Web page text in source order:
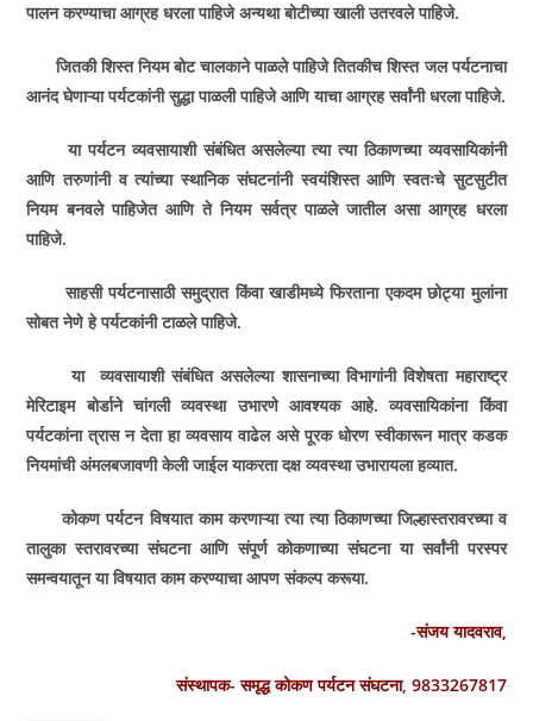
पालन करण्याचा आग्रह धरला पाहिजे अन्यथा बोटीच्या खाली उतरवले पाहिजे.
जितकी शिस्त नियम बोट चालकाने पाळले पाहिजे तितकीच शिस्त जल पर्यटनाचा
आनंद घेणाऱ्या पर्यटकांनी सुद्धा पाळली पाहिजे आणि याचा आग्रह सर्वांनी धरला पाहिजे.
या पर्यटन व्यवसायाशी संबंधित असलेल्या त्या त्या ठिकाणच्या व्यवसायिकांनी
आणि तरुणांनी व त्यांच्या स्थानिक संघटनांनी स्वयंशिस्त आणि स्वतःचे सुटसुटीत
नियम बनवले पाहिजेत आणि ते नियम सर्वत्र पाळले जातील असा आग्रह धरला
पाहिजे.
साहसी पर्यटनासाठी समुद्रात किंवा खाडीमध्ये फिरताना एकदम छोट्या मुलांना
सोबत नेणे हे पर्यटकांनी टाळले पाहिजे.
या व्यवसायाशी संबंधित असलेल्या शासनाच्या विभागांनी विशेषता महाराष्ट्र
मेरिटाइम बोर्डाने चांगली व्यवस्था उभारणे आवश्‍यक आहे. व्यवसायिकांना किंवा
पर्यटकांना त्रास न देता हा व्यवसाय वाढेल असे पूरक धोरण स्वीकारून मात्र कडक
नियमांची अंमलबजावणी केली जाईल याकरता दक्ष व्यवस्था उभारायला हव्यात.
कोकण पर्यटन विषयात काम करणाऱ्या त्या त्या ठिकाणच्या जिल्हास्तरावरच्या व
तालुका स्तरावरच्या संघटना आणि संपूर्ण कोकणाच्या संघटना या सर्वांनी परस्पर
समन्वयातून या विषयात काम करण्याचा आपण संकल्प करूया.
-संजय यादवराव,
संस्थापक- समृद्ध कोकण पर्यटन संघटना, 9833267817